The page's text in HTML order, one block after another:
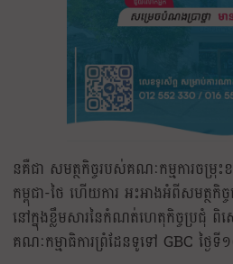
នគឺជា សមត្ថកិច្ចរបស់គណៈកម្មការចម្
កម្ពុជា-ថៃ ហើយការ អះអាងអំពីសមត្ថកិច្
នៅក្នុងខ្លឹមសារនៃកំណត់ហេតុកិច្ចប្រជុំ
គណៈកម្មាធិការព្រំដែនទូទៅ GBC ថ្ងៃ